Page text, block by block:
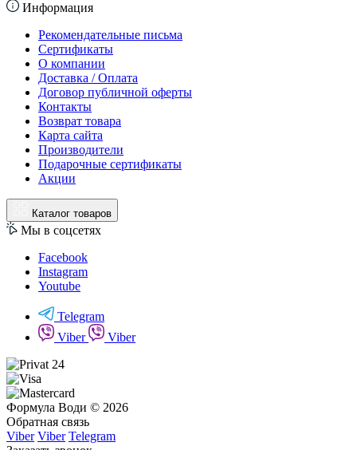
Информация
Рекомендательные письма
Сертификаты
О компании
Доставка / Оплата
Договор публичной оферты
Контакты
Возврат товара
Карта сайта
Производители
Подарочные сертификаты
Акции
Каталог товаров
Мы в соцсетях
Facebook
Instagram
Youtube
Telegram
Viber
Viber
Формула Води © 2026
Обратная связь
Viber Viber Telegram